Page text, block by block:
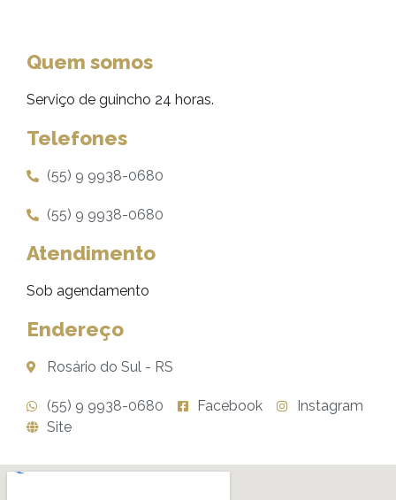
Quem somos
Serviço de guincho 24 horas.
Telefones
(55) 9 9938-0680
(55) 9 9938-0680
Atendimento
Sob agendamento
Endereço
Rosário do Sul - RS
(55) 9 9938-0680 Facebook
Instagram
Site